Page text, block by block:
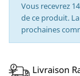
Vous recevrez
de ce produit.
prochaines
Livraison